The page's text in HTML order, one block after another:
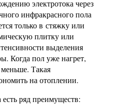
электротока через
инфракрасного пола
только в стяжку или
плитку или
выделения
Когда пол уже нагрет,
меньше. Такая
на отоплении.
ряд преимуществ: